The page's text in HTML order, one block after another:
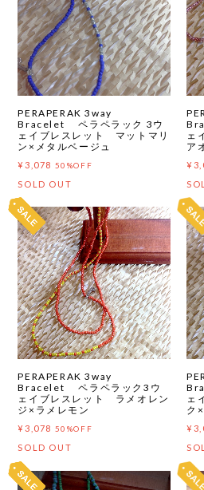
PERAPERAK 3way
Bracelet ペラペラック 3ウ
ェイブレスレット マットマリ
ン×メタルベージュ
¥3,078 50%OFF
SOLD OUT
ェ
ア
PERAPERAK 3way
Bracelet ペラペラック3ウ
ェイブレスレット ラメオレン
ジ×ラメレモン
¥3,078 50%OFF
SOLD OUT
ェ
ク